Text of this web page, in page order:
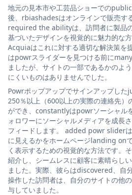
地元の見本市や工芸品ショーでの
後、rbiashadesはオンラインで販売す
required the abilityは、訪問者に製品
基づいたデザインを視覚的に魅力的な
Acquiaはこれに対する適切な解決策を
はpowrスライダーを見つける前に
ましたが、サイトの一部であるかのよ
にくいものはありませんでした。
Powrポップアップでサインアップし
250％以上（600以上の実際の連絡先）
ができ、constantlyはpowrソーシャル
ォロワーにソーシャルメディアを成長
フィードします。 added powr slider
に見えるかをホームページlanding on
く表示するための視覚的な方法です。
紹介し、シームレスに顧客に素晴らし
ました。実際、彼らはdiscovered、自
操作した訪問者は、自分のサイトの他
与していました。